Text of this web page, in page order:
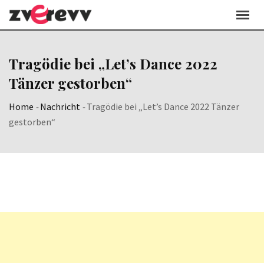
Skip
Tragödie bei „Let’s Dance 2022
Tänzer gestorben“
Home -Nachricht -Tragödie bei „Let’s Dance 2022 Tänzer
gestorben“